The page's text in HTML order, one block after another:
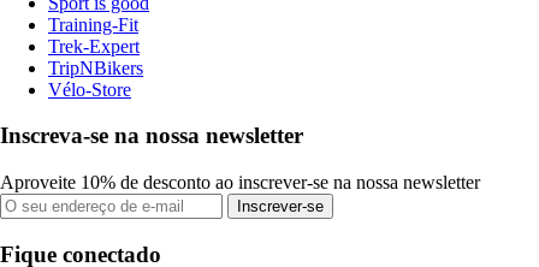
Training-Fit
Trek-Expert
TripNBikers
Vélo-Store
Inscreva-se na nossa newsletter
Aproveite 10% de desconto ao inscrever-se na nossa newsletter
Inscrever-se
Fique conectado